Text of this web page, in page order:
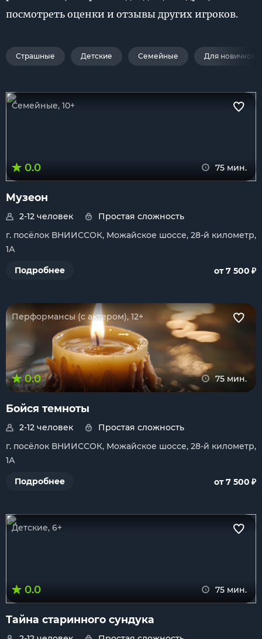
посмотреть оценки и отзывы других игроков.
Страшные Детские Семейные Для новичков
Семейные, 10+
0.0 75 мин.
Музеон
2-12 человек
Простая сложность
г. посёлок ВНИИССОК, Можайское шоссе, 28-й километр,
1А
Подробнее
от 7 500 ₽
Перформансы (с актером), 12+
0.0 75 мин.
Бойся темноты
2-12 человек
Простая сложность
г. посёлок ВНИИССОК, Можайское шоссе, 28-й километр,
1А
Подробнее
от 7 500 ₽
Детские, 6+
0.0 75 мин.
Тайна старинного сундука